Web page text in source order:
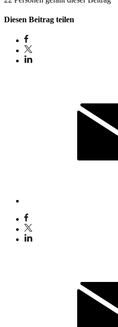
Diesen Beitrag teilen